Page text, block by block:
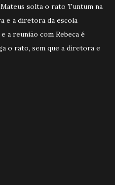
solta o rato Tuntum na
e a diretora da escola
a reunião com Rebeca é
o rato, sem que a diretora e